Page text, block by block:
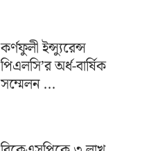
কর্ণফুলী ইন্স্যুরেন্স
পিএলসি’র অর্ধ-বার্ষিক
সম্মেলন ...